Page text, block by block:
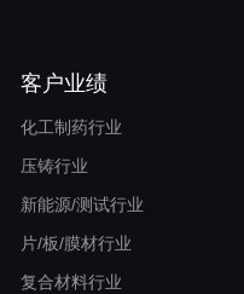
客户业绩
化工制药行业
压铸行业
新能源/测试行业
片/板/膜材行业
复合材料行业